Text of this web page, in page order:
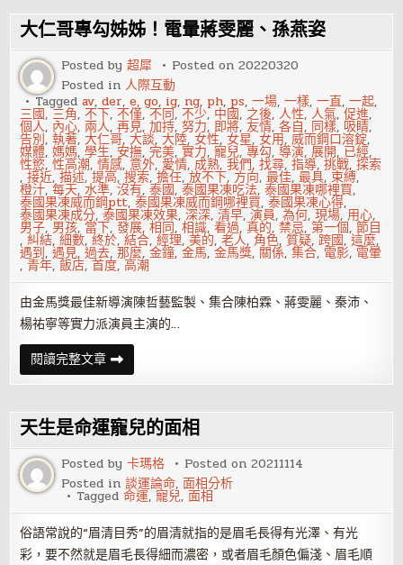
大
吉
痣
千
萬
不
要
點
掉
大仁哥專勾姊姊！電暈蔣雯麗、孫燕姿
Posted by超犀 Posted on20220320
Posted in人際互動
Taggedav,der,e,go, ig, ng, ph, ps,一場,一樣,一直,一起,
三國,三角,不下,不僅,不同,不少, 中國, 之後,人性,人氣,促進,
個人, 內心, 兩人,再見,加持,努力, 即將,友情,各自, 同樣, 吸睛,
告別,執著,大仁哥,大談,大陸,女性,女星,女用,威而鋼口溶錠,
媒體,媽媽,學生, 安撫,完美,實力,寵兒,專勾,導演,展開, 已經,
性慾,性高潮,情感, 意外, 愛情, 成熟,我們,找尋,指導,挑戰,探索
,接近,描述,提高,搜索,擔任,放不下, 方向,最佳,最具,束縛,
橙汁,每天,水準,沒有,泰國,泰國果凍吃法,泰國果凍哪裡買,
泰國果凍威而鋼ptt,泰國果凍威而鋼哪裡買,泰國果凍心得,
泰國果凍成分,泰國果凍效果,深深,清早,演員,為何,現場, 用心,
男子, 男孩, 當下,發展,相同,相識,看過,真的,禁忌, 第一個,節目
,糾結,細數,終於,結合,經理,美的,老人, 角色,質疑,跨國,這麼,
遇到,遇見,過去,那麼,金鐘,金馬,金馬獎, 關係,集合, 電影, 電暈
,青年,飯店,首度,高潮
由金馬獎最佳新導演陳哲藝監製、集合陳柏霖、蔣雯麗、秦沛、
楊祐寧等實力派演員主演的…
閱讀完整文章大
仁
哥
勾
姊
姊！
電
暈
蔣
雯
麗、
孫
燕
姿
天生是命運寵兒的面相
Posted by卡瑪格 Posted on20211114
Posted in談運論命,面相分析
Tagged命運,寵兒,面相
俗語常說的“眉清目秀”的眉清就指的是眉毛長得有光澤、有光
彩，要不然就是眉毛長得細而濃密，或者眉毛顏色偏淺、眉毛順